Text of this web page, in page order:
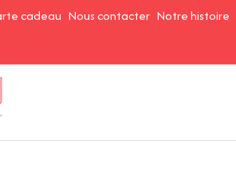
cadeau Nous contacter Notre histoire